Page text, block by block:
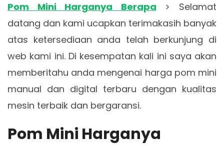
Pom Mini Harganya Berapa > Selamat
datang dan kami ucapkan terimakasih banyak
atas ketersediaan anda telah berkunjung di
web kami ini. Di kesempatan kali ini saya akan
memberitahu anda mengenai harga pom mini
manual dan digital terbaru dengan kualitas
mesin terbaik dan bergaransi.
Pom Mini Harganya